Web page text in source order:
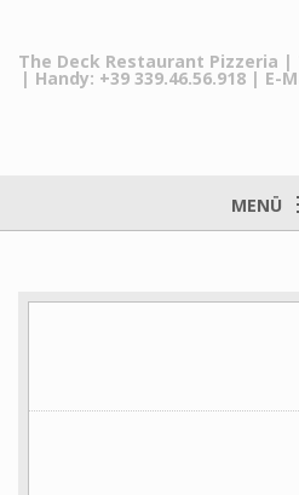
The Deck Restaurant Pizzeria |
| Handy: +39 339.46.56.918 | E-
MENÜ
Das Restaurant